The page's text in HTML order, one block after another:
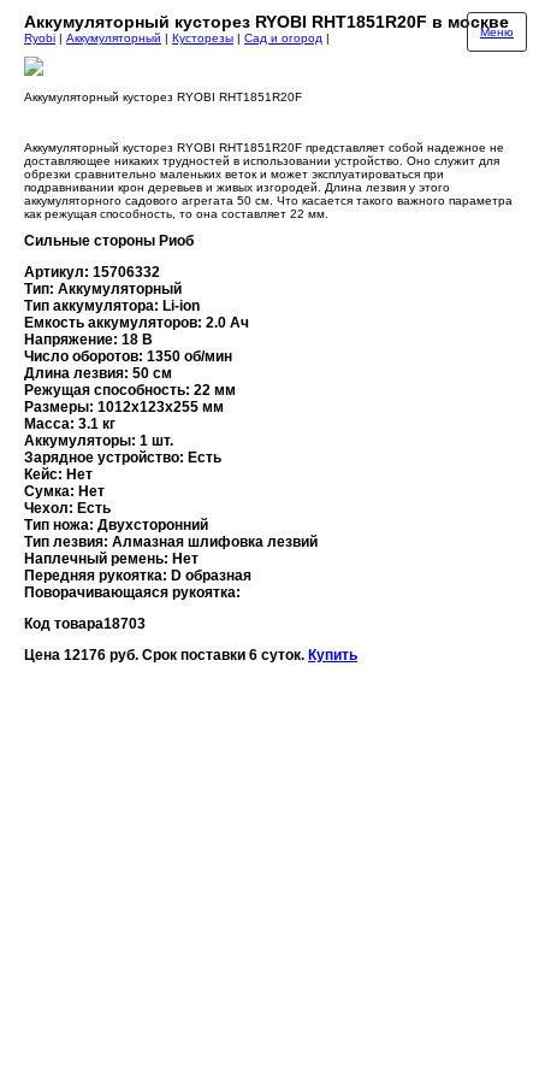
Аккумуляторный кусторез RYOBI RHT1851R20F в москве
Меню
Ryobi | Аккумуляторный | Кусторезы | Сад и огород |
Аккумуляторный кусторез RYOBI RHT1851R20F
Аккумуляторный кусторез RYOBI RHT1851R20F представляет собой надежное не
доставляющее никаких трудностей в использовании устройство. Оно служит для
обрезки сравнительно маленьких веток и может эксплуатироваться при
подравнивании крон деревьев и живых изгородей. Длина лезвия у этого
аккумуляторного садового агрегата 50 см. Что касается такого важного параметра
как режущая способность, то она составляет 22 мм.
Сильные стороны Риоб
Артикул: 15706332
Тип: Аккумуляторный
Тип аккумулятора: Li-ion
Емкость аккумуляторов: 2.0 Ач
Напряжение: 18 В
Число оборотов: 1350 об/мин
Длина лезвия: 50 см
Режущая способность: 22 мм
Размеры: 1012х123х255 мм
Масса: 3.1 кг
Аккумуляторы: 1 шт.
Зарядное устройство: Есть
Кейс: Нет
Сумка: Нет
Чехол: Есть
Тип ножа: Двухсторонний
Тип лезвия: Алмазная шлифовка лезвий
Наплечный ремень: Нет
Передняя рукоятка: D образная
Поворачивающаяся рукоятка:
Код товара18703
Цена 12176 руб. Срок поставки 6 суток. Купить